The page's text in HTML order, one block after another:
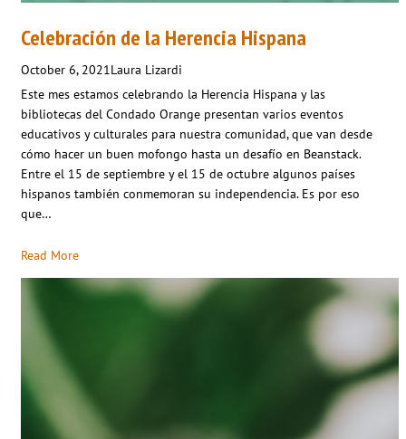
Celebración de la Herencia Hispana
October 6, 2021Laura Lizardi
Este mes estamos celebrando la Herencia Hispana y las
bibliotecas del Condado Orange presentan varios eventos
educativos y culturales para nuestra comunidad, que van desde
cómo hacer un buen mofongo hasta un desafío en Beanstack.
Entre el 15 de septiembre y el 15 de octubre algunos países
hispanos también conmemoran su independencia. Es por eso
que…
Read More